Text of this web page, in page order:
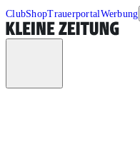
ClubShopTrauerportalWerbung